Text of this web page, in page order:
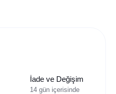
İade ve Değişim
14 gün içerisinde